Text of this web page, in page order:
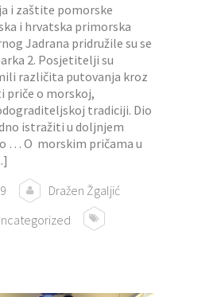
i zaštite pomorske
i hrvatska primorska
Jadrana pridružile su se
2. Posjetitelji su
različita putovanja kroz
priče o morskoj,
tradiciji. Dio
istražiti u doljnjem
… O morskim pričama u
Dražen Žgaljić